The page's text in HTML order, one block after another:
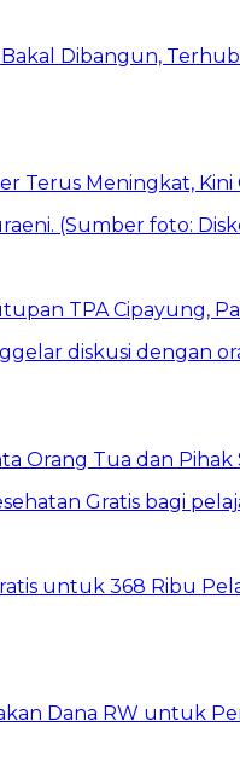
Dibangun,
Terus Meningkat, Kini
TPA Cipayung,
Orang Tua dan
untuk 368 Ribu
Dana RW untuk